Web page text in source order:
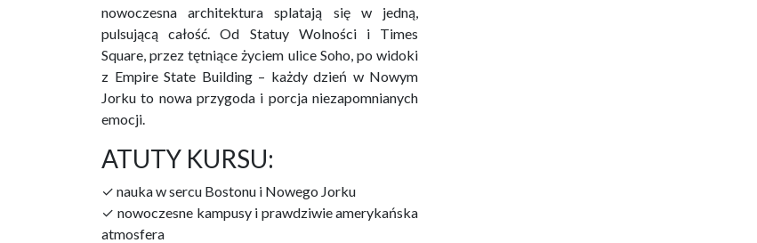
nowoczesna architektura splatają się w jedną,
pulsującą całość. Od Statuy Wolności i Times
Square, przez tętniące życiem ulice Soho, po widoki
z Empire State Building – każdy dzień w Nowym
Jorku to nowa przygoda i porcja niezapomnianych
emocji.
ATUTY KURSU:
✓ nauka w sercu Bostonu i Nowego Jorku
✓ nowoczesne kampusy i prawdziwie amerykańska
atmosfera